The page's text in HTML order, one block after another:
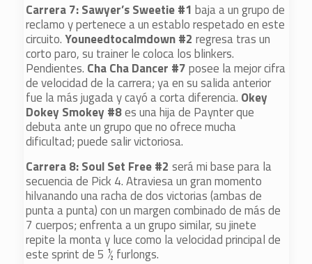
Carrera 7: Sawyer’s Sweetie #1baja a un grupo de
reclamo y pertenece a un establo respetado en este
circuito.Youneedtocalmdown #2regresa tras un
corto paro, su trainer le coloca los blinkers.
Pendientes. Cha Cha Dancer #7posee la mejor cifra
de velocidad de la carrera; ya en su salida anterior
fue la más jugada y cayó a corta diferencia. Okey
Dokey Smokey #8es una hija de Paynter que
debuta ante un grupo que no ofrece mucha
dificultad; puede salir victoriosa.
Carrera 8: Soul Set Free #2será mi base para la
secuencia de Pick 4. Atraviesa un gran momento
hilvanando una racha de dos victorias (ambas de
punta a punta) con un margen combinado de más de
7 cuerpos; enfrenta a un grupo similar, su jinete
repite la monta y luce como la velocidad principal de
este sprint de 5 ½ furlongs.